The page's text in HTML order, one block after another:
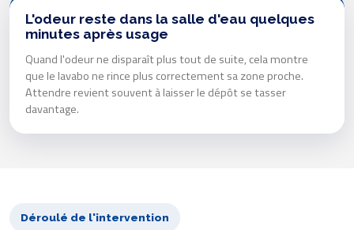
L'odeur reste dans la salle d'eau quelques
minutes après usage
Quand l'odeur ne disparaît plus tout de suite, cela montre
que le lavabo ne rince plus correctement sa zone proche.
Attendre revient souvent à laisser le dépôt se tasser
davantage.
Déroulé de l'intervention